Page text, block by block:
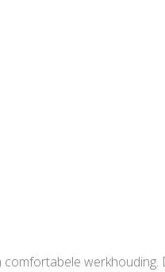
comfortabele werkhouding.